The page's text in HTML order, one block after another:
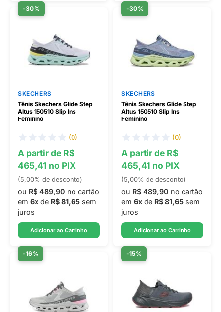
-30%
SKECHERS
Tênis Skechers Glide Step
Altus 150510 Slip Ins
Feminino
(0)
A partir de R$
465,41 no PIX
(5,00% de desconto)
ou R$ 489,90 no cartão
em 6x de R$ 81,65 sem
juros
Adicionar ao Carrinho
-30%
SKECHERS
Tênis Skechers Glide Step
Altus 150510 Slip Ins
Feminino
(0)
A partir de R$
465,41 no PIX
(5,00% de desconto)
ou R$ 489,90 no cartão
em 6x de R$ 81,65 sem
juros
Adicionar ao Carrinho
-16% -15%